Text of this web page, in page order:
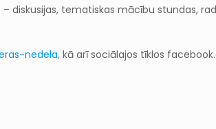
diskusijas, tematiskas mācību stundas,
nedela, kā arī sociālajos tīklos